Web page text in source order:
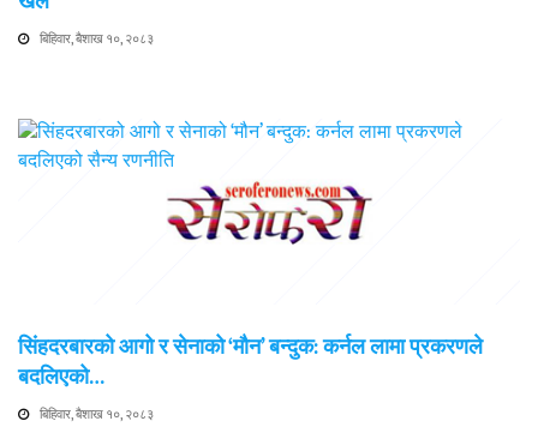
बिहिवार, बैशाख १०, २०८३
सिंहदरबारको आगो र सेनाको ‘मौन’ बन्दुक: कर्नल लामा प्रकरणले
बदलिएको…
बिहिवार, बैशाख १०, २०८३